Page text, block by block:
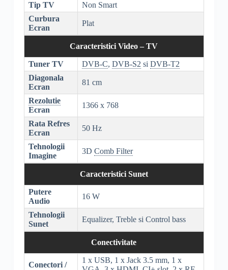
Tip TV
Non Smart
Curbura
Ecran
Plat
Caracteristici Video – TV
Tuner TV DVB-C, DVB-S2 si DVB-T2
Diagonala
Ecran
81 cm
Rezolutie
Ecran
1366 x 768
Rata Refres
Ecran
50 Hz
Tehnologii
Imagine
3D Comb Filter
Caracteristici Sunet
Putere
Audio
16 W
Tehnologii
Sunet
Equalizer, Treble si Control bass
Conectivitate
Conectori /
1 x USB, 1 x Jack 3.5 mm, 1 x